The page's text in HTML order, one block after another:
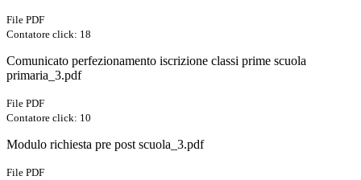
File PDF
Contatore click: 18
Comunicato perfezionamento iscrizione classi prime scuola
primaria_3.pdf
File PDF
Contatore click: 10
Modulo richiesta pre post scuola_3.pdf
File PDF